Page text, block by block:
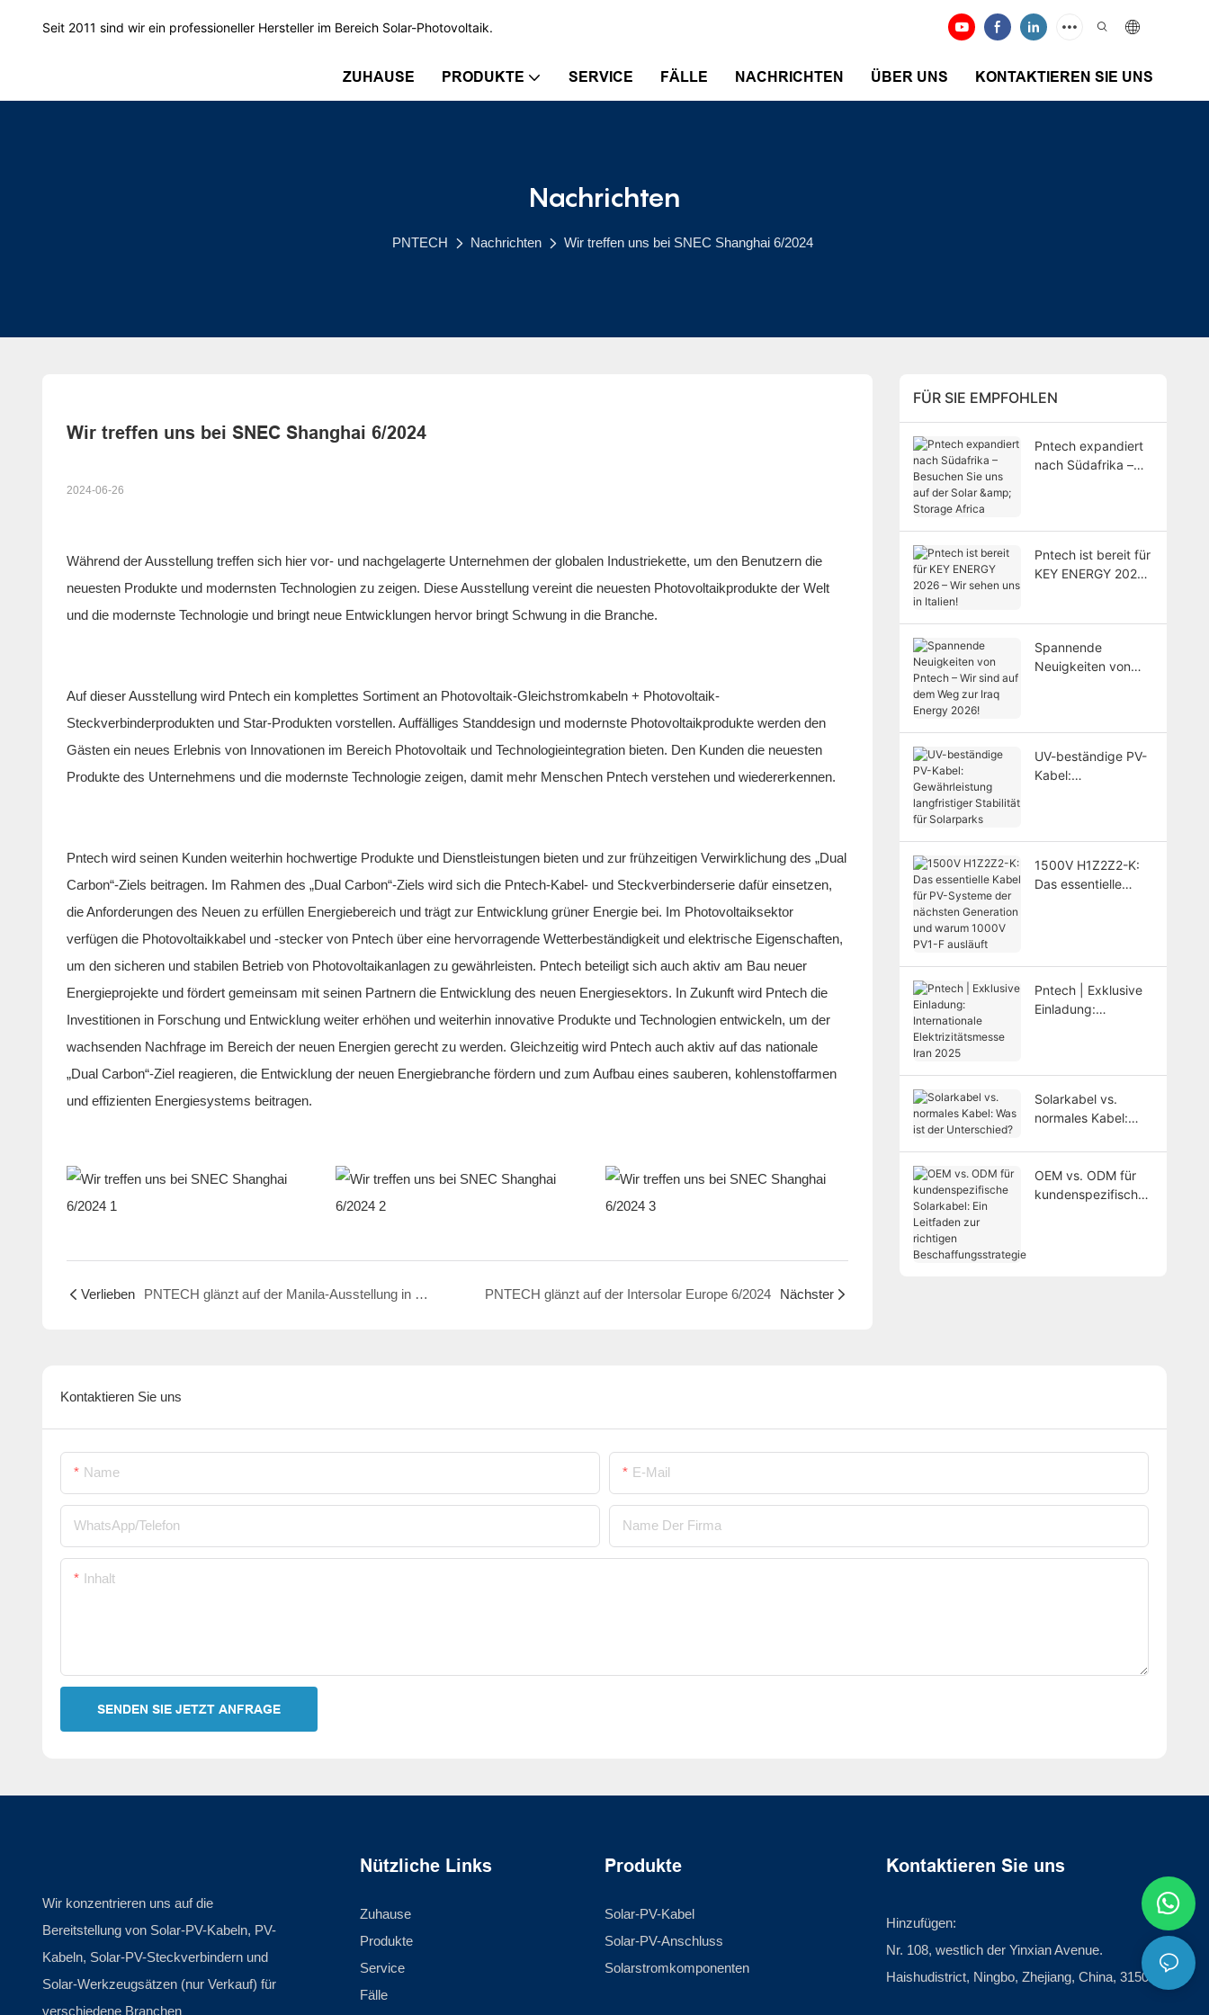
Seit 2011 sind wir ein professioneller Hersteller im Bereich Solar-Photovoltaik.
ZUHAUSE PRODUKTE SERVICE FÄLLE NACHRICHTEN ÜBER UNS KONTAKTIEREN SIE UNS
Nachrichten
PNTECH Nachrichten Wir treffen uns bei SNEC Shanghai 6/2024
Wir treffen uns bei SNEC Shanghai 6/2024
2024-06-26
Während der Ausstellung treffen sich hier vor- und nachgelagerte Unternehmen der globalen Industriekette, um den Benutzern die
neuesten Produkte und modernsten Technologien zu zeigen. Diese Ausstellung vereint die neuesten Photovoltaikprodukte der Welt
und die modernste Technologie und bringt neue Entwicklungen hervor bringt Schwung in die Branche.
Auf dieser Ausstellung wird Pntech ein komplettes Sortiment an Photovoltaik-Gleichstromkabeln + Photovoltaik-
Steckverbinderprodukten und Star-Produkten vorstellen. Auffälliges Standdesign und modernste Photovoltaikprodukte werden den
Gästen ein neues Erlebnis von Innovationen im Bereich Photovoltaik und Technologieintegration bieten. Den Kunden die neuesten
Produkte des Unternehmens und die modernste Technologie zeigen, damit mehr Menschen Pntech verstehen und wiedererkennen.
Pntech wird seinen Kunden weiterhin hochwertige Produkte und Dienstleistungen bieten und zur frühzeitigen Verwirklichung des „Dual
Carbon“-Ziels beitragen. Im Rahmen des „Dual Carbon“-Ziels wird sich die Pntech-Kabel- und Steckverbinderserie dafür einsetzen,
die Anforderungen des Neuen zu erfüllen Energiebereich und trägt zur Entwicklung grüner Energie bei. Im Photovoltaiksektor
verfügen die Photovoltaikkabel und -stecker von Pntech über eine hervorragende Wetterbeständigkeit und elektrische Eigenschaften,
um den sicheren und stabilen Betrieb von Photovoltaikanlagen zu gewährleisten. Pntech beteiligt sich auch aktiv am Bau neuer
Energieprojekte und fördert gemeinsam mit seinen Partnern die Entwicklung des neuen Energiesektors. In Zukunft wird Pntech die
Investitionen in Forschung und Entwicklung weiter erhöhen und weiterhin innovative Produkte und Technologien entwickeln, um der
wachsenden Nachfrage im Bereich der neuen Energien gerecht zu werden. Gleichzeitig wird Pntech auch aktiv auf das nationale
„Dual Carbon“-Ziel reagieren, die Entwicklung der neuen Energiebranche fördern und zum Aufbau eines sauberen, kohlenstoffarmen
und effizienten Energiesystems beitragen.
Verlieben PNTECH glänzt auf der Manila-Ausstellung in der Ausstellung 5/2024 PNTECH glänzt auf der Intersolar Europe 6/2024 Nächster
FÜR SIE EMPFOHLEN
Pntech expandiert
nach Südafrika –
Pntech ist bereit für
KEY ENERGY 2026
Spannende
Neuigkeiten von
UV-beständige PV-
Kabel:
1500V H1Z2Z2-K:
Das essentielle
F ausläuft
Pntech | Exklusive
Einladung:
Solarkabel vs.
normales Kabel:
Unterschied?
OEM vs. ODM für
kundenspezifische
Kontaktieren Sie uns
Name E-Mail
WhatsApp/Telefon Name Der Firma
Inhalt
SENDEN SIE JETZT ANFRAGE
Wir konzentrieren uns auf die
Bereitstellung von Solar-PV-Kabeln, PV-
Kabeln, Solar-PV-Steckverbindern und
Solar-Werkzeugsätzen (nur Verkauf) für
verschiedene Branchen
Nützliche Links
Zuhause
Produkte
Service
Fälle
Produkte
Solar-PV-Kabel
Solar-PV-Anschluss
Solarstromkomponenten
Kontaktieren Sie uns
Hinzufügen:
Nr. 108, westlich der Yinxian Avenue.
Haishudistrict, Ningbo, Zhejiang, China, 315012